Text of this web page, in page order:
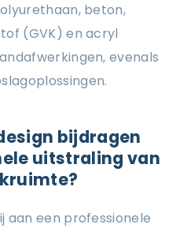
beton,
(GVK) en acryl
evenals
bijdragen
uitstraling van
aan een professionele